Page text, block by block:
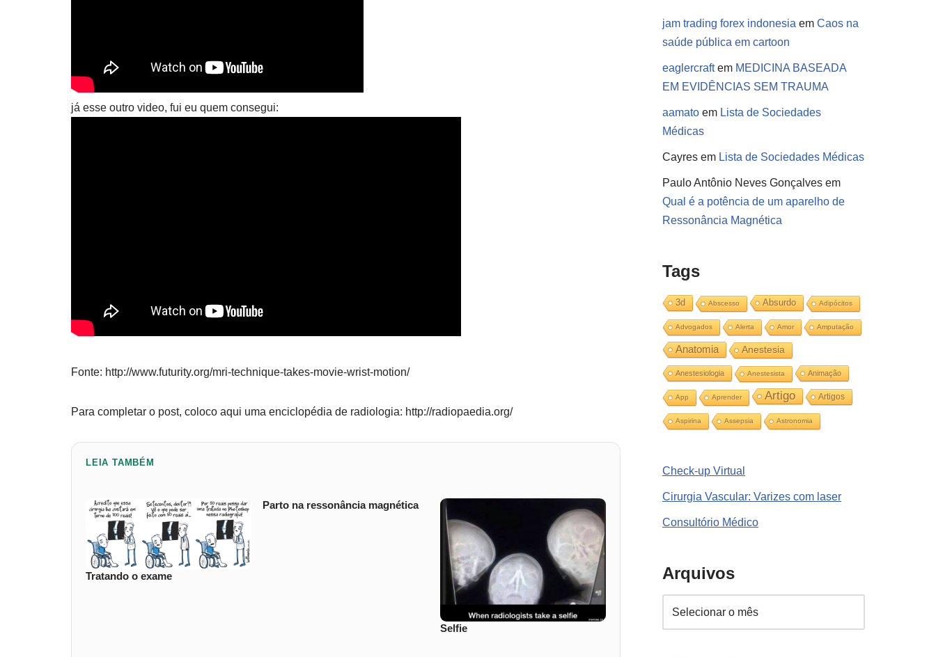
já esse outro video, fui eu quem consegui:
Fonte: http://www.futurity.org/mri-technique-takes-movie-wrist-motion/
Para completar o post, coloco aqui uma enciclopédia de radiologia: http://radiopaedia.org/
LEIA TAMBÉM
Tratando o exame
Parto na ressonância magnética
Selfie
jam trading forex indonesia em Caos na
saúde pública em cartoon
eaglercraftem MEDICINA BASEADA
EM EVIDÊNCIAS SEM TRAUMA
aamato em Lista de Sociedades
Médicas
Cayres em Lista de Sociedades Médicas
Paulo Antônio Neves Gonçalves em
Qual é a potência de um aparelho de
Ressonância Magnética
Tags
3d Abscesso Absurdo Adipócitos
Advogados Alerta Amor Amputação
Anatomia Anestesia
Anestesiologia Anestesista Animação
App Aprender Artigo Artigos
Aspirina Assepsia Astronomia
Check-up Virtual
Cirurgia Vascular: Varizes com laser
Consultório Médico
Arquivos